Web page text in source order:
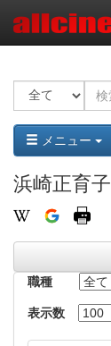
メニュー
浜崎正育子
職種
表示数